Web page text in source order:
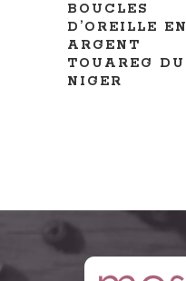
BOUCLES
D’OREILLE EN
ARGENT
TOUAREG DU
NIGER